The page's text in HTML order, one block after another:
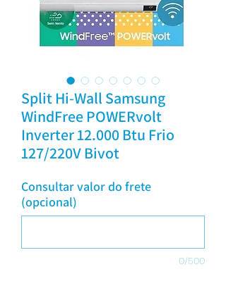
Split Hi-Wall Samsung
WindFree POWERvolt
Inverter 12.000 Btu Frio
127/220V Bivot
Consultar valor do frete
(opcional)
0/500